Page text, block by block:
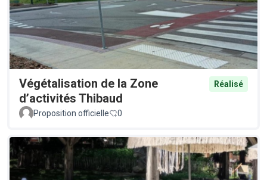
Végétalisation de la Zone
d’activités Thibaud
Réalisé
Proposition officielle 0